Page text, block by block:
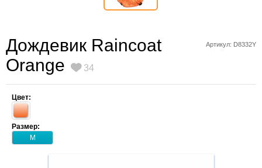
Артикул: D8332Y
Дождевик Raincoat
Orange
34
Цвет:
Размер:
M